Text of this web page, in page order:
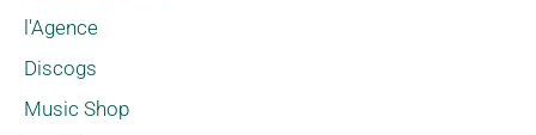
l'Agence
Discogs
Music Shop